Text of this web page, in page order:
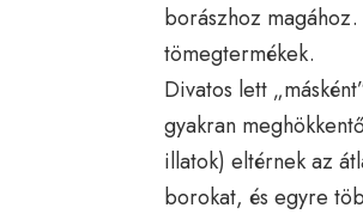
borászhoz
tömegtermékek.
Divatos lett
gyakran
illatok) eltérnek az
borokat, és egyre